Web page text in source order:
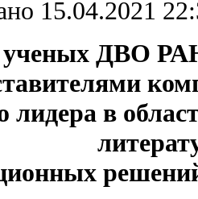
15.04.2021
ДВО
лидера в